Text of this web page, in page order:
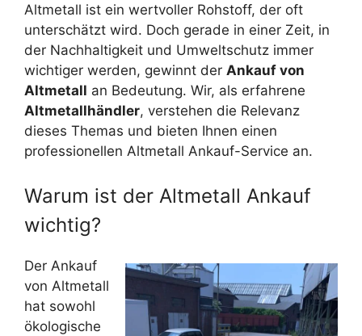
Altmetall ist ein wertvoller Rohstoff, der oft
unterschätzt wird. Doch gerade in einer Zeit, in
der Nachhaltigkeit und Umweltschutz immer
wichtiger werden, gewinnt der Ankauf von
Altmetall an Bedeutung. Wir, als erfahrene
Altmetallhändler, verstehen die Relevanz
dieses Themas und bieten Ihnen einen
professionellen Altmetall Ankauf-Service an.
Warum ist der Altmetall Ankauf
wichtig?
Der Ankauf
von Altmetall
hat sowohl
ökologische